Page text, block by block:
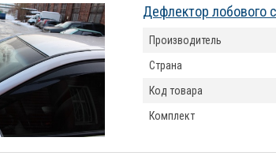
Дефлектор лобового
Производитель
Страна
Код товара
Комплект